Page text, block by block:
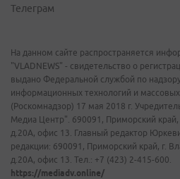
Телеграм
На данном сайте распространяется
"VLADNEWS" - свидетельство о
выдано Федеральной службой по
информационных технологий и
(Роскомнадзор) 17 мая 2018 г.
Медиа Центр". 690091, Приморский край,
д.20А, офис 13. Главный редактор
редакции: 690091, Приморский край, г.
д.20А, офис 13. Тел.: +7 (423) 2-415-600.
https://mediadv.online/